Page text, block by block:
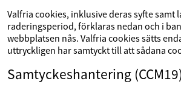
Valfria cookies, inklusive deras syfte samt
raderingsperiod, förklaras nedan och i
webbplatsen nås. Valfria cookies sätts
uttryckligen har samtyckt till att sådana
Samtyckeshantering